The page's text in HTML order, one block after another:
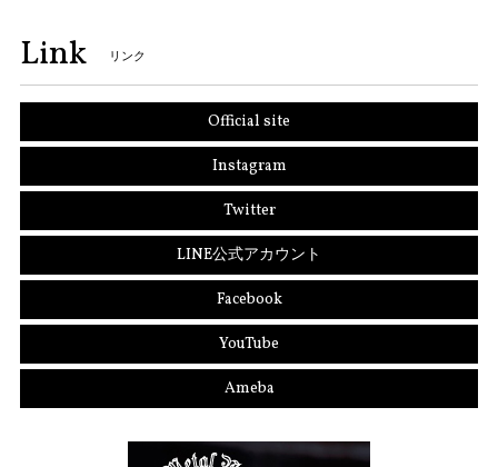
Link リンク
Official site
Instagram
Twitter
LINE公式アカウント
Facebook
YouTube
Ameba